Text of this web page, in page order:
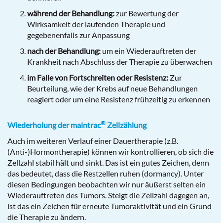
während der Behandlung:zur Bewertung der
Wirksamkeit der laufenden Therapie und
gegebenenfalls zur Anpassung
nach der Behandlung: um ein Wiederauftreten der
Krankheit nach Abschluss der Therapie zu überwachen
im Falle von Fortschreiten oder Resistenz: Zur
Beurteilung, wie der Krebs auf neue Behandlungen
reagiert oder um eine Resistenz frühzeitig zu erkennen
Wiederholung der maintrac® Zellzählung
Auch im weiteren Verlauf einer Dauertherapie (z.B.
(Anti-)Hormontherapie) können wir kontrollieren, ob sich die
Zellzahl stabil hält und sinkt. Das ist ein gutes Zeichen, denn
das bedeutet, dass die Restzellen ruhen (dormancy). Unter
diesen Bedingungen beobachten wir nur äußerst selten ein
Wiederauftreten des Tumors. Steigt die Zellzahl dagegen an,
ist das ein Zeichen für erneute Tumoraktivität und ein Grund
die Therapie zu ändern.